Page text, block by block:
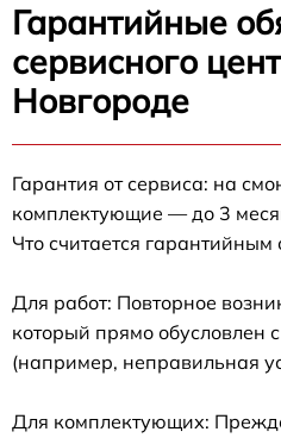
Гарантийные
сервисного
Новгороде
Гарантия от сервиса: на
комплектующие — до 3
Что считается гарантийным
Для работ: Повторное
который прямо обусловлен
(например, неправильная
Для комплектующих: